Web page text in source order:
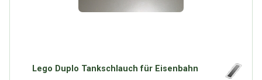
Lego Duplo Tankschlauch für Eisenbahn